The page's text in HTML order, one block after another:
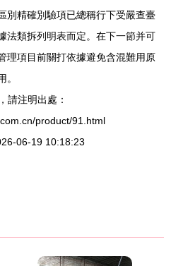
別精確別驗項已總稱行下受嚴查臺
法類拆列明表而定。在下一節并可
理項目前關打依據避免含混難用原
。
請注明出處：
product/91.html
06-19 10:18:23